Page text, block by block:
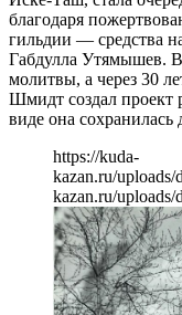
благодаря
гильдии — средства
Габдулла Утямышев. В
молитвы, а через 30
Шмидт создал проект
виде она сохранилась
https://kuda-
kazan.ru/uploads/
kazan.ru/uploads/